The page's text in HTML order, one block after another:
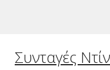
Συνταγές